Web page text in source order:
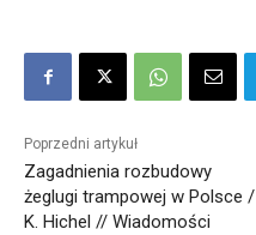
Poprzedni artykuł
Zagadnienia rozbudowy
żeglugi trampowej w Polsce /
K. Hichel // Wiadomości